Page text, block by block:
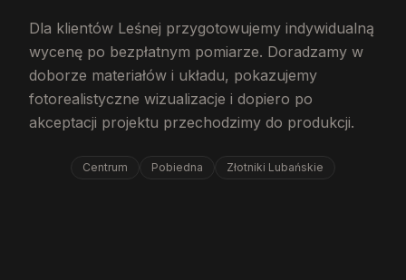
Dla klientów Leśnej przygotowujemy indywidualną
wycenę po bezpłatnym pomiarze. Doradzamy w
doborze materiałów i układu, pokazujemy
fotorealistyczne wizualizacje i dopiero po
akceptacji projektu przechodzimy do produkcji.
Centrum Pobiedna Złotniki Lubańskie